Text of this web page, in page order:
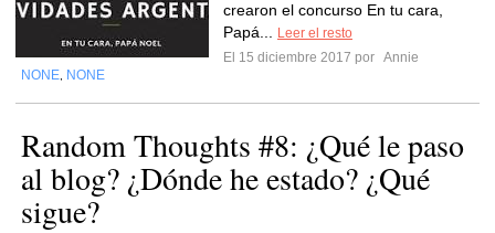
crearon el concurso En tu cara,
Papá...
Leer el resto
El 15 diciembre 2017 por Annie
NONE NONE
Random Thoughts #8: ¿Qué le paso
al blog? ¿Dónde he estado? ¿Qué
sigue?